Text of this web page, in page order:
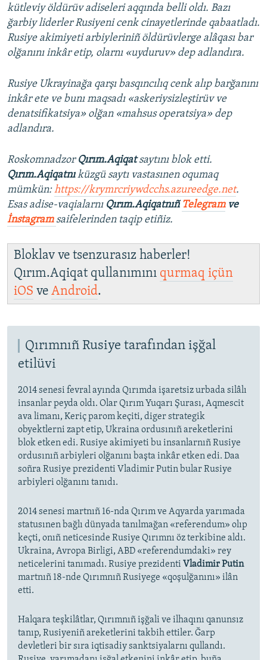
kütleviy öldürüv adiseleri aqqında belli oldı. Bazı
ğarbiy liderler Rusiyeni cenk cinayetlerinde qabaatladı.
Rusiye akimiyeti arbiyleriniñ öldürüvlerge alâqası bar
olğanını inkâr etip, olarnı «uyduruv» dep adlandıra.
Rusiye Ukrayinağa qarşı basqıncılıq cenk alıp barğanını
inkâr ete ve bunı maqsadı «askeriysizleştirüv ve
denatsifikatsiya» olğan «mahsus operatsiya» dep
adlandıra.
Roskomnadzor Qırım.Aqiqatsaytını blok etti.
Qırım.Aqiqatnıküzgü saytı vastasınen oqumaq
mümkün:https://krymrcriywdcchs.azureedge.net.
Esas adise-vaqialarnı Qırım.Aqiqatnıñ Telegramve
İnstagram saifelerinden taqip etiñiz.
Bloklav ve tsenzurasız haberler!
Qırım.Aqiqat qullanımını qurmaq içün
iOS ve Android.
Qırımnıñ Rusiye tarafından işğal
etilüvi
2014 senesi fevral ayında Qırımda işaretsiz urbada silâlı
insanlar peyda oldı. Olar Qırım Yuqarı Şurası, Aqmescit
ava limanı, Keriç parom keçiti, diger strategik
obyektlerni zapt etip, Ukraina ordusınıñ areketlerini
blok etken edi. Rusiye akimiyeti bu insanlarnıñ Rusiye
ordusınıñ arbiyleri olğanını başta inkâr etken edi. Daa
soñra Rusiye prezidenti Vladimir Putin bular Rusiye
arbiyleri olğanını tanıdı.
2014 senesi martnıñ 16-nda Qırım ve Aqyarda yarımada
statusınen bağlı dünyada tanılmağan «referendum» olıp
keçti, onıñ neticesinde Rusiye Qırımnı öz terkibine aldı.
Ukraina, Avropa Birligi, ABD «referendumdaki» rey
neticelerini tanımadı. Rusiye prezidenti Vladimir Putin
martnıñ 18-nde Qırımnıñ Rusiyege «qoşulğanını» ilân
etti.
Halqara teşkilâtlar, Qırımnıñ işğali ve ilhaqını qanunsız
tanıp, Rusiyeniñ areketlerini takbih ettiler. Ğarp
devletleri bir sıra iqtisadiy sanktsiyalarnı qullandı.